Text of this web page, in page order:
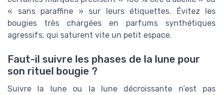
« sans paraffine » sur leurs étiquettes. Évitez les
bougies très chargées en parfums synthétiques
agressifs, qui saturent vite un petit espace.
Faut-il suivre les phases de la lune pour
son rituel bougie ?
Suivre la lune ou la lune décroissante n’est pas